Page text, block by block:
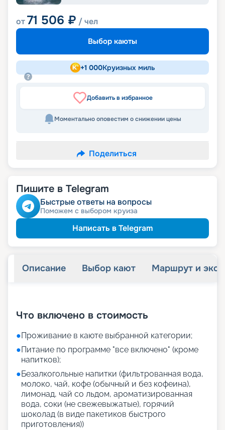
от71 506 ₽ / чел
Выбор каюты
+1 000Круизных миль
Добавить в избранное
Моментально оповестим о снижении цены
Поделиться
Пишите в Telegram
Быстрые ответы на вопросы
Поможем с выбором круиза
Написать в Telegram
Описание Выбор кают Маршрут и
Что включено в стоимость
●Проживание в каюте выбранной категории;
●Питание по программе "все включено" (кроме
напитков);
●Безалкогольные напитки (фильтрованная вода,
молоко, чай, кофе (обычный и без кофеина),
лимонад, чай со льдом, ароматизированная
вода, соки (не свежевыжатые), горячий
шоколад (в виде пакетиков быстрого
приготовления))